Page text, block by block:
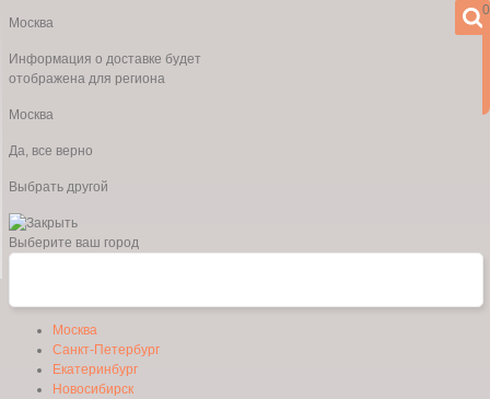
Москва
Информация о доставке будет
отображена для региона
Москва
Да, все верно
Выбрать другой
Выберите ваш город
Москва
Санкт-Петербург
Екатеринбург
Новосибирск
0